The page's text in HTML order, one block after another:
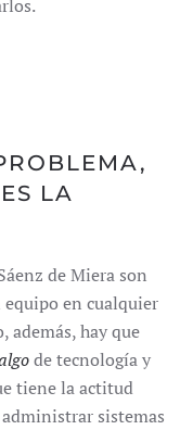
LA
de Miera son
en cualquier
además, hay que
de tecnología y
tiene la actitud
sistemas